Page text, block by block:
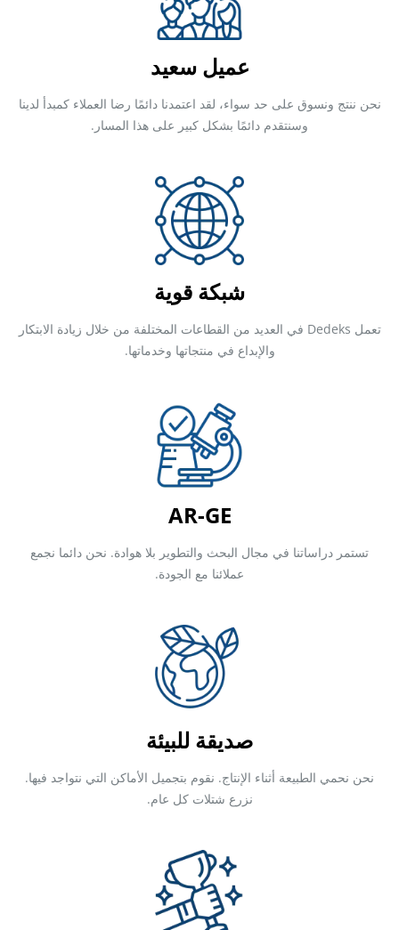
عميل سعيد
نحن ننتج ونسوق على حد سواء، لقد اعتمدنا دائمًا رضا العملاء كمبدأ لدينا
وسنتقدم دائمًا بشكل كبير على هذا المسار.
شبكة قوية
تعمل Dedeks في العديد من القطاعات المختلفة من خلال زيادة الابتكار
والإبداع في منتجاتها وخدماتها.
AR-GE
تستمر دراساتنا في مجال البحث والتطوير بلا هوادة. نحن دائما نجمع
عملائنا مع الجودة.
صديقة للبيئة
نحن نحمي الطبيعة أثناء الإنتاج. نقوم بتجميل الأماكن التي نتواجد فيها.
نزرع شتلات كل عام.